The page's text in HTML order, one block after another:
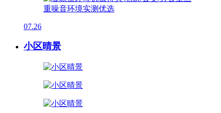
07.26
小区晴景